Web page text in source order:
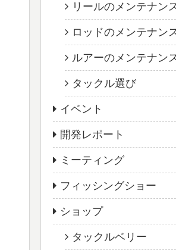
リールのメンテナン
ロッドのメンテナン
ルアーのメンテナン
タックル選び
イベント
開発レポート
ミーティング
フィッシングショー
ショップ
タックルベリー